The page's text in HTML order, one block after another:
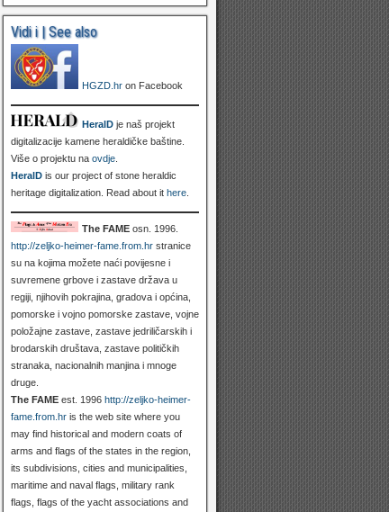
Vidi i | See also
HGZD.hron Facebook
HeralDje naš projekt
digitalizacije kamene heraldičke baštine.
Više o projektu na ovdje.
HeralDis our project of stone heraldic
heritage digitalization. Read about it here.
The FAMEosn. 1996.
http://zeljko-heimer-fame.from.hrstranice
su na kojima možete naći povijesne i
suvremene grbove i zastave država u
regiji, njihovih pokrajina, gradova i općina,
pomorske i vojno pomorske zastave, vojne
položajne zastave, zastave jedriličarskih i
brodarskih društava, zastave političkih
stranaka, nacionalnih manjina i mnoge
druge.
The FAMEest. 1996 http://zeljko-heimer-
fame.from.hris the web site where you
may find historical and modern coats of
arms and flags of the states in the region,
its subdivisions, cities and municipalities,
maritime and naval flags, military rank
flags, flags of the yacht associations and